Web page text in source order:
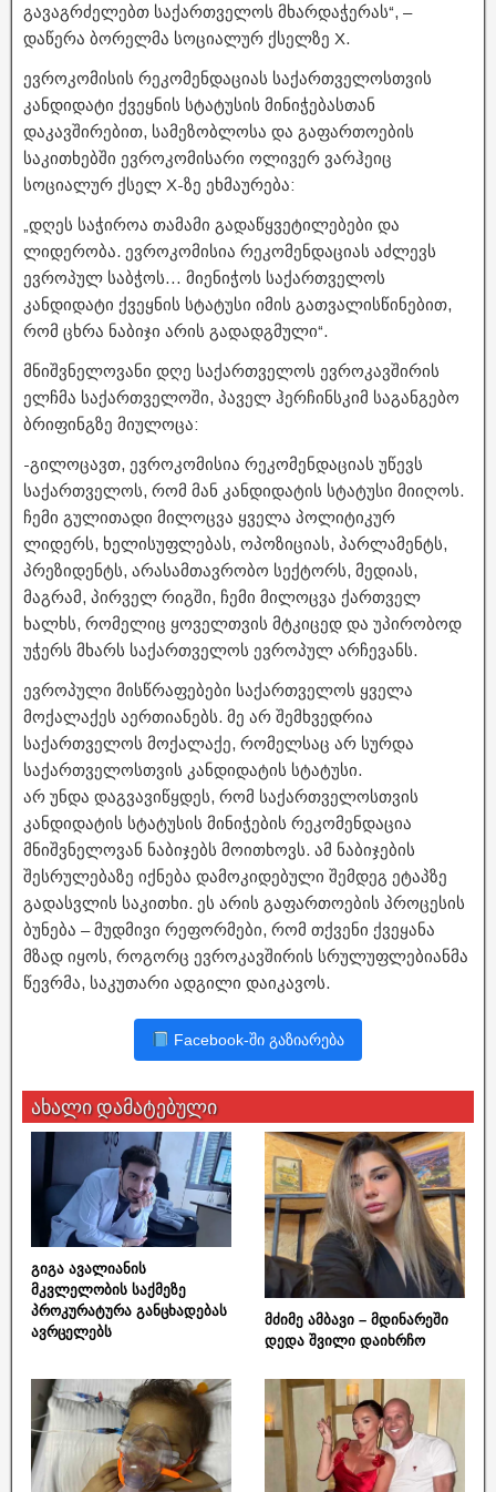
გავაგრძელებთ საქართველოს მხარდაჭერას“, –
დაწერა ბორელმა სოციალურ ქსელზე X.
ევროკომისის რეკომენდაციას საქართველოსთვის
კანდიდატი ქვეყნის სტატუსის მინიჭებასთან
დაკავშირებით, სამეზობლოსა და გაფართოების
საკითხებში ევროკომისარი ოლივერ ვარჰეიც
სოციალურ ქსელ X-ზე ეხმაურება:
„დღეს საჭიროა თამამი გადაწყვეტილებები და
ლიდერობა. ევროკომისია რეკომენდაციას აძლევს
ევროპულ საბჭოს… მიენიჭოს საქართველოს
კანდიდატი ქვეყნის სტატუსი იმის გათვალისწინებით,
რომ ცხრა ნაბიჯი არის გადადგმული“.
მნიშვნელოვანი დღე საქართველოს ევროკავშირის
ელჩმა საქართველოში, პაველ ჰერჩინსკიმ საგანგებო
ბრიფინგზე მიულოცა:
-გილოცავთ, ევროკომისია რეკომენდაციას უწევს
საქართველოს, რომ მან კანდიდატის სტატუსი მიიღოს.
ჩემი გულითადი მილოცვა ყველა პოლიტიკურ
ლიდერს, ხელისუფლებას, ოპოზიციას, პარლამენტს,
პრეზიდენტს, არასამთავრობო სექტორს, მედიას,
მაგრამ, პირველ რიგში, ჩემი მილოცვა ქართველ
ხალხს, რომელიც ყოველთვის მტკიცედ და უპირობოდ
უჭერს მხარს საქართველოს ევროპულ არჩევანს.
ევროპული მისწრაფებები საქართველოს ყველა
მოქალაქეს აერთიანებს. მე არ შემხვედრია
საქართველოს მოქალაქე, რომელსაც არ სურდა
საქართველოსთვის კანდიდატის სტატუსი.
არ უნდა დაგვავიწყდეს, რომ საქართველოსთვის
კანდიდატის სტატუსის მინიჭების რეკომენდაცია
მნიშვნელოვან ნაბიჯებს მოითხოვს. ამ ნაბიჯების
შესრულებაზე იქნება დამოკიდებული შემდეგ ეტაპზე
გადასვლის საკითხი. ეს არის გაფართოების პროცესის
ბუნება – მუდმივი რეფორმები, რომ თქვენი ქვეყანა
მზად იყოს, როგორც ევროკავშირის სრულუფლებიანმა
წევრმა, საკუთარი ადგილი დაიკავოს.
Facebook-ში გაზიარება
ახალი დამატებული
გიგა ავალიანის
მკვლელობის საქმეზე
პროკურატურა განცხადებას
ავრცელებს
მძიმე ამბავი – მდინარეში
დედა შვილი დაიხრჩო